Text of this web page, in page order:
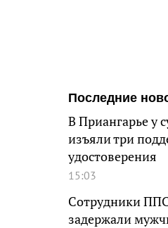
Последние
В Приангарье у
изъяли три
удостоверения
15:03
Сотрудники
задержали